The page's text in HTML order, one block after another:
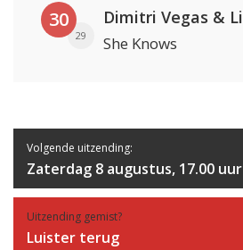
30
29 She Knows
Volgende uitzending:
Zaterdag 8 augustus, 17.00 uur
Uitzending gemist?
Luister terug